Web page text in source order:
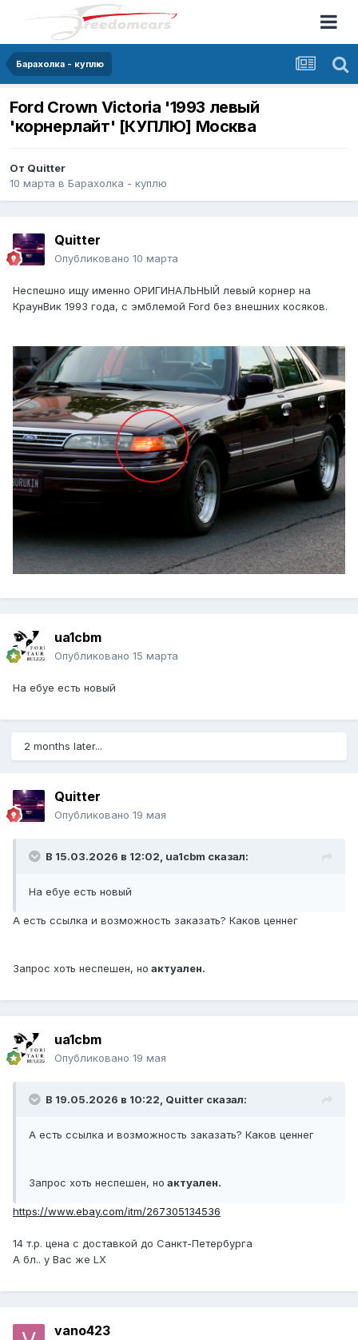
Барахолка - куплю
Ford Crown Victoria '1993 левый
'корнерлайт' [КУПЛЮ] Москва
От Quitter
10 марта в Барахолка - куплю
Quitter
Опубликовано 10 марта
Неспешно ищу именно ОРИГИНАЛЬНЫЙ левый корнер на
КраунВик 1993 года, с эмблемой Ford без внешних косяков.
ua1cbm
Опубликовано 15 марта
На ебуе есть новый
2 months later...
Quitter
Опубликовано 19 мая
В 15.03.2026 в 12:02, ua1cbm сказал:
На ебуе есть новый
А есть ссылка и возможность заказать? Каков ценнег
Запрос хоть неспешен, но актуален.
ua1cbm
Опубликовано 19 мая
В 19.05.2026 в 10:22, Quitter сказал:
А есть ссылка и возможность заказать? Каков ценнег
Запрос хоть неспешен, но актуален.
https://www.ebay.com/itm/267305134536
14 т.р. цена с доставкой до Санкт-Петербурга
А бл.. у Вас же LX
vano423